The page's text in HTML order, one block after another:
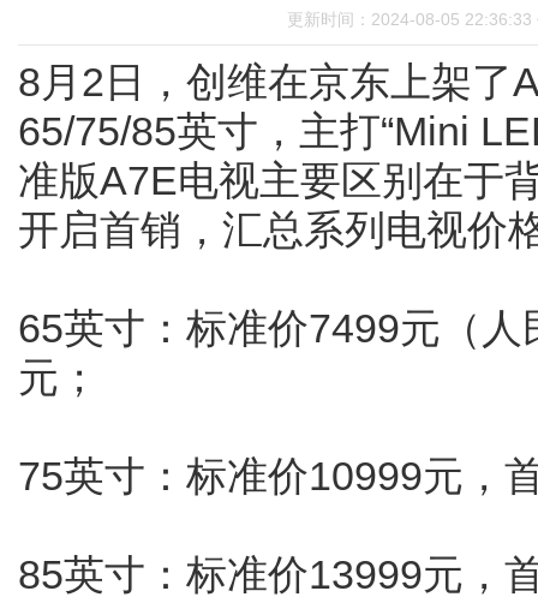
更新时间：2024-08-05
8月2日，创维在京东上架了
65/75/85英寸，主打“Mini
准版A7E电视主要区别在于
开启首销，汇总系列电视价
65英寸：标准价7499元（
元；
75英寸：标准价10999元，
85英寸：标准价13999元，